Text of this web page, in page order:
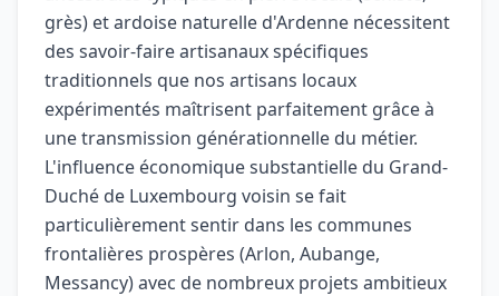
grès) et ardoise naturelle d'Ardenne nécessitent
des savoir-faire artisanaux spécifiques
traditionnels que nos artisans locaux
expérimentés maîtrisent parfaitement grâce à
une transmission générationnelle du métier.
L'influence économique substantielle du Grand-
Duché de Luxembourg voisin se fait
particulièrement sentir dans les communes
frontalières prospères (Arlon, Aubange,
Messancy) avec de nombreux projets ambitieux